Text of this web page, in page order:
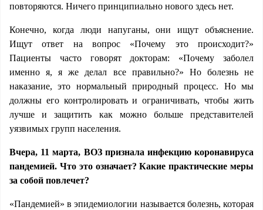
повторяются. Ничего принципиально нового здесь нет.
Конечно, когда люди напуганы, они ищут объяснение.
Ищут ответ на вопрос «Почему это происходит?»
Пациенты часто говорят докторам: «Почему заболел
именно я, я же делал все правильно?» Но болезнь не
наказание, это нормальный природный процесс. Но мы
должны его контролировать и ограничивать, чтобы жить
лучше и защитить как можно больше представителей
уязвимых групп населения.
Вчера, 11 марта, ВОЗ признала инфекцию коронавируса
пандемией. Что это означает? Какие практические меры
за собой повлечет?
«Пандемией» в эпидемиологии называется болезнь, которая